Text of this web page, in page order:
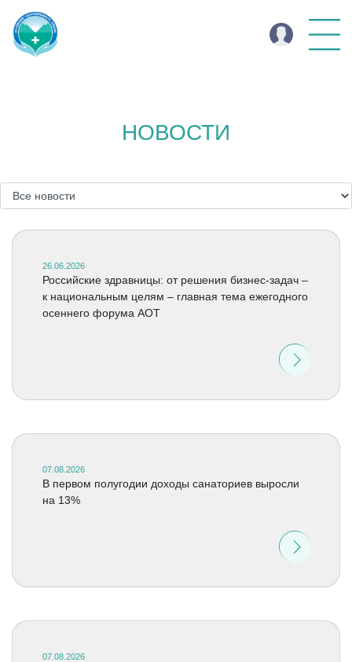
НОВОСТИ
26.06.2026
Российские здравницы: от решения бизнес-задач –
к национальным целям – главная тема ежегодного
осеннего форума АОТ
07.08.2026
В первом полугодии доходы санаториев выросли
на 13%
07.08.2026